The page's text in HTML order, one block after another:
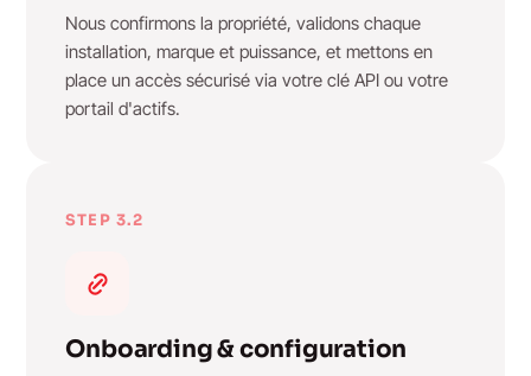
Nous confirmons la propriété, validons chaque
installation, marque et puissance, et mettons en
place un accès sécurisé via votre clé API ou votre
portail d'actifs.
STEP 3.2
Onboarding & configuration